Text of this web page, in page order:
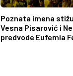
Poznata imena
Vesna Pisarović i
predvode Eufemia